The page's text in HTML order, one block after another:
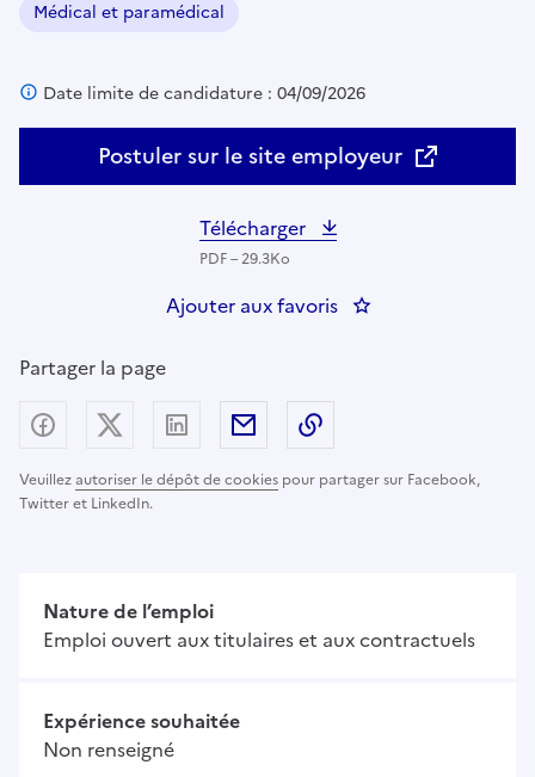
Domaine :
Médical et paramédical
Postuler sur le site employeur
Date limite de candidature : 04/09/2026
Télécharger
PDF – 29.3Ko
Ajouter aux favoris : AIDE-SOIGNANT
Partager la page
Veuillezautoriser le dépôt de cookies pour partager sur Facebook,
Twitter et LinkedIn.
Partager sur Facebook
Partager sur X (anciennement Twitter) -
Partager sur LinkedIn
Partager par email
Nature de l’emploi
Emploi ouvert aux titulaires et aux contractuels
Expérience souhaitée
Non renseigné